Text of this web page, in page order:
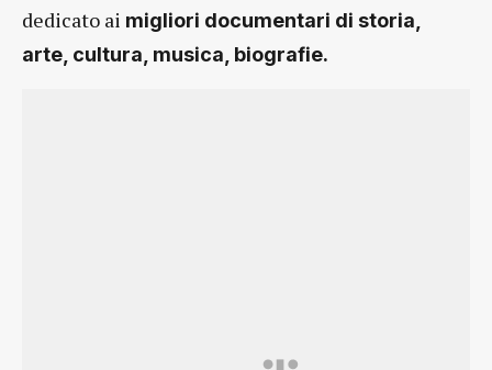
dedicato ai migliori documentari di storia,
arte, cultura, musica, biografie.